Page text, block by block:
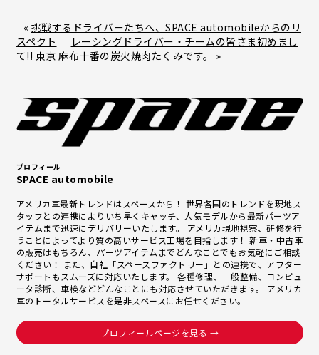
e
o
o
e
« 挑戦するドライバーたちへ、SPACE automobileからのリ
スペクト
レーシングドライバー・チームの皆さま初めまし
て!! 東京 麻布十番の炭火焼肉たくみです。
»
プロフィール
SPACE automobile
アメリカ車最新トレンドはスペースから！ 世界各国のトレンドを現地ス
タッフとの連携によりいち早くキャッチ、人気モデルから最新パーツア
イテムまで迅速にデリバリーいたします。 アメリカ現地視察、研修を行
うことによってより質の高いサービス工場を目指します！ 新車・中古車
の販売はもちろん、パーツアイテムまでどんなことでもお気軽にご相談
ください！ また、自社「スペースファクトリー」との連携で、アフター
サポートもスムーズに対応いたします。 各種修理、一般整備、コンピュ
ータ診断、車検などどんなことにも対応させていただきます。 アメリカ
車のトータルサービスを是非スペースにお任せください。
プロフィールページを見る →